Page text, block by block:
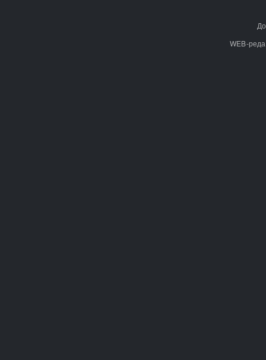
WEB-